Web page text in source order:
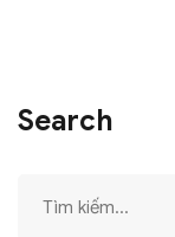
Search